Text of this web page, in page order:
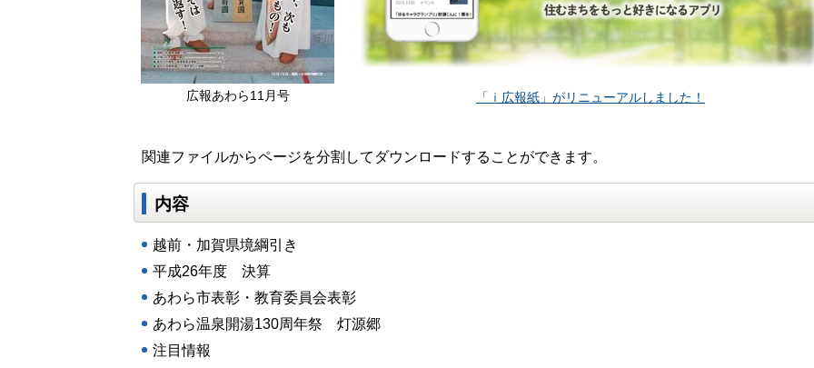
広報あわら11月号 「ｉ広報紙」がリニューアルしました！
関連ファイルからページを分割してダウンロードすることができます。
内容
越前・加賀県境綱引き
平成26年度 決算
あわら市表彰・教育委員会表彰
あわら温泉開湯130周年祭 灯源郷
注目情報